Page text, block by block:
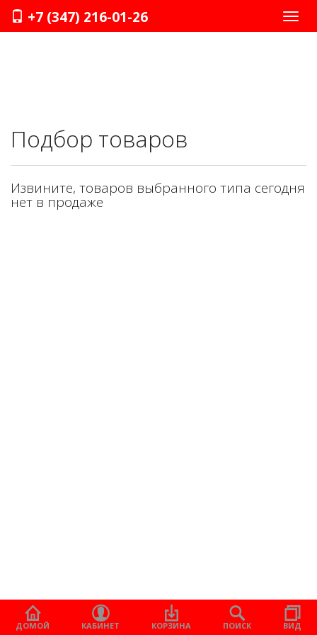
+7 (347) 216-01-26
Подбор товаров
Извините, товаров выбранного типа сегодня
нет в продаже
ДОМОЙ КАБИНЕТ КОРЗИНА ПОИСК ВИД